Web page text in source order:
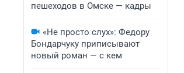
пешеходов в Омске — кадры
«Не просто слух»: Федору
Бондарчуку приписывают
новый роман — с кем